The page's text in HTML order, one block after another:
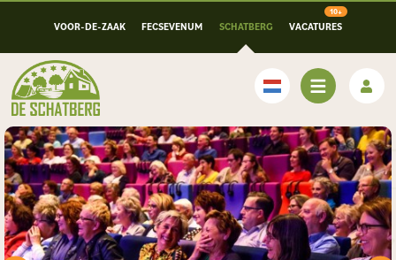
VOOR-DE-ZAAK FECSEVENUM SCHATBERG VACATURES
Nederlands